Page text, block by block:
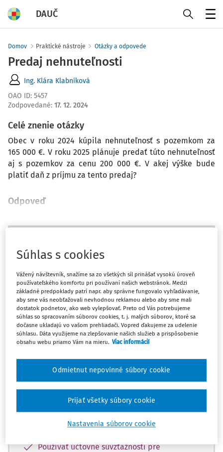
DAUČ
Domov Praktické nástroje Otázky a odpovede
Predaj nehnuteľnosti
Ing. Klára Klabníková
OAO ID: 5457
Zodpovedané: 17. 12. 2024
Celé znenie otázky
Obec v roku 2024 kúpila nehnuteľnosť s pozemkom za
165 000 €. V roku 2025 plánuje predať túto nehnuteľnosť
aj s pozemkov za cenu 200 000 €. V akej výške bude
platiť daň z príjmu za tento predaj?
Odpoveď
Zatiaľ ste si prečítali len začiatok...
Celý dokument je len pre predplatiteľov.
Zaregistrujte sa a získajte
zadarmo prístup k vybranému obsahu na
10 dní.
Vďaka registrácii si môžete
Používať účtovné súvzťažnosti pre
Súhlas s cookies
Vážený návštevník, snažíme sa zo všetkých síl prinášať vysokú úroveň
používateľského komfortu pri používaní našich webstránok. Medzi
základné predpoklady patrí napr. aby správne fungovalo vyhľadávanie,
aby sme vás neobťažovali nevhodnou reklamou alebo aby sme mali
dostatok podnetov, ako web vylepšovať. Preto od Vás potrebujeme
súhlas so spracovaním súborov cookies, t. j. malých súborov, ktoré sa
dočasne ukladajú vo vašom prehliadači. Vopred ďakujeme za udelenie
súhlasu. Dáta využijeme na zlepšovanie našich služieb a prispôsobenie
obsahu webu priamo Vám na mieru. Viac informácií
Nastavenia súborov cookie
Odmietnut nepovinné súbory cookie
Prijať všetky súbory cookie